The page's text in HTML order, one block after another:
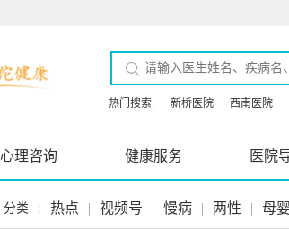
热门搜索: 新桥医院 西南医院
心理咨询 健康服务 医院
分类 : 热点 | 视频号 | 慢病 | 两性 | 母婴